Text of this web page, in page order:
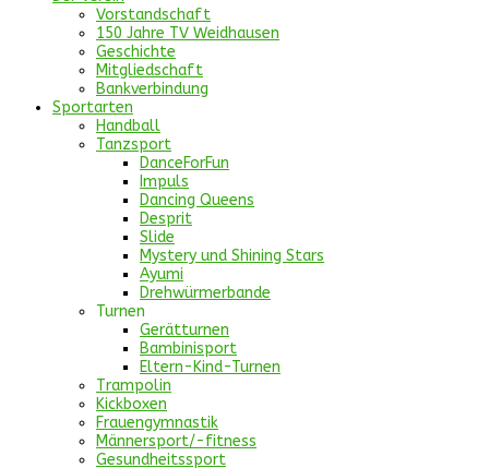
Vorstandschaft
150 Jahre TV Weidhausen
Geschichte
Mitgliedschaft
Bankverbindung
Sportarten
Handball
Tanzsport
DanceForFun
Impuls
Dancing Queens
Desprit
Slide
Mystery und Shining Stars
Ayumi
Drehwürmerbande
Turnen
Gerätturnen
Bambinisport
Eltern-Kind-Turnen
Trampolin
Kickboxen
Frauengymnastik
Männersport/-fitness
Gesundheitssport